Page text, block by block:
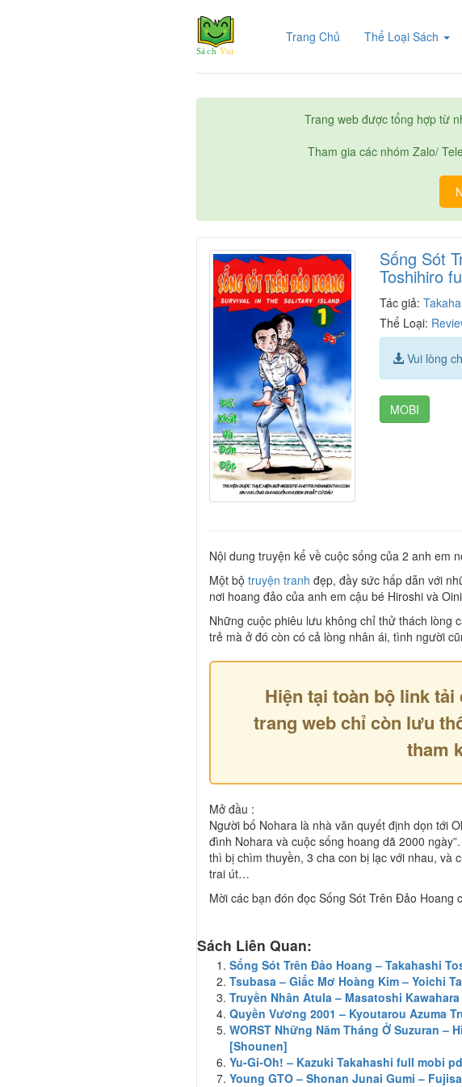
Trang Chủ (current)Thể Loại Sách
Trang web được tổng hợp từ
Tham gia các nhóm Zalo/
Sống Sót
Toshihiro
Tác giả:
Thể Loại:
Vui lòng
MOBI
Nội dung truyện kể về cuộc sống của 2 anh em
Một bộ truyện tranh đẹp, đầy sức hấp dẫn với
nơi hoang đảo của anh em cậu bé Hiroshi và Oini
Những cuộc phiêu lưu không chỉ thử thách lòng
trẻ mà ở đó còn có cả lòng nhân ái, tình người
Hiện tại toàn bộ link
trang web chỉ còn lưu
tham
Mở đầu :
Người bố Nohara là nhà văn quyết định dọn tới
đình Nohara và cuộc sống hoang dã 2000
thì bị chìm thuyền, 3 cha con bị lạc với nhau, và
trai út…
Mời các bạn đón đọc Sống Sót Trên Đảo Hoang
Sách Liên Quan:
Sống Sót Trên Đảo Hoang – Takahashi
Tsubasa – Giấc Mơ Hoàng Kim – Yoichi
Truyền Nhân Atula – Masatoshi
Quyền Vương 2001 – Kyoutarou Azuma
WORST Những Năm Tháng Ở Suzuran –
[Shounen]
Yu-Gi-Oh! – Kazuki Takahashi full mobi
Young GTO – Shonan Junai Gumi –